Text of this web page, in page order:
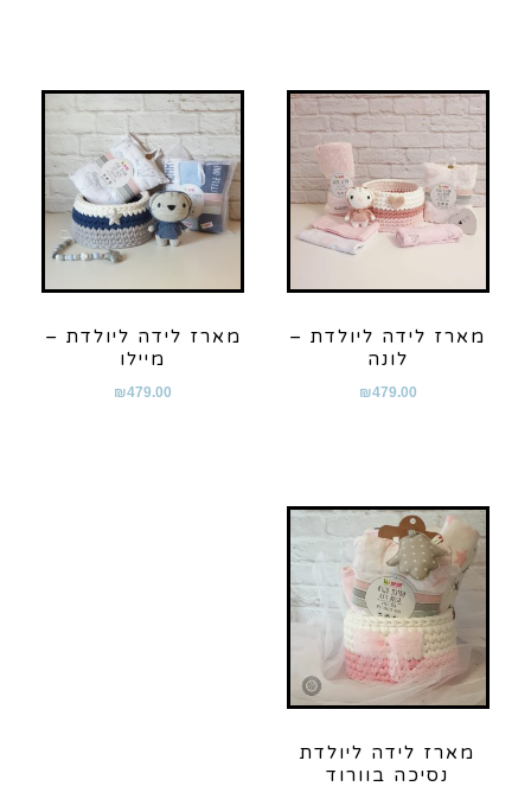
מארז לידה ליולדת –
לונה
₪479.00
מארז לידה ליולדת –
מיילו
₪479.00
מארז לידה ליולדת
נסיכה בוורוד